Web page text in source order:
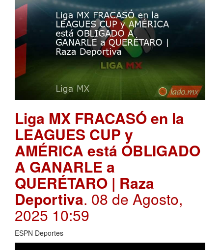
Liga MX FRACASÓ en la
LEAGUES CUP y
AMÉRICA está OBLIGADO
A GANARLE a
QUERÉTARO | Raza
Deportiva. 08 de Agosto,
2025 10:59
ESPN Deportes